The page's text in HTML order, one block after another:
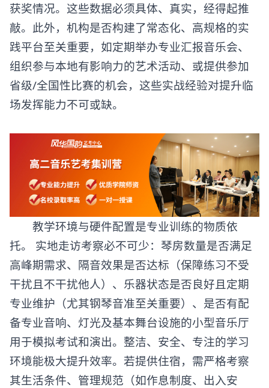
获奖情况。这些数据必须具体、真实，经得起推
敲。此外，机构是否构建了常态化、高规格的实
践平台至关重要，如定期举办专业汇报音乐会、
组织参与本地有影响力的艺术活动、或提供参加
省级/全国性比赛的机会，这些实战经验对提升临
场发挥能力不可或缺。
教学环境与硬件配置是专业训练的物质依
托。 实地走访考察必不可少：琴房数量是否满足
高峰期需求、隔音效果是否达标（保障练习不受
干扰且不干扰他人）、乐器状态是否良好且定期
专业维护（尤其钢琴音准至关重要）、是否有配
备专业音响、灯光及基本舞台设施的小型音乐厅
用于模拟考试和演出。整洁、安全、专注的学习
环境能极大提升效率。若提供住宿，需严格考察
其生活条件、管理规范（如作息制度、出入安